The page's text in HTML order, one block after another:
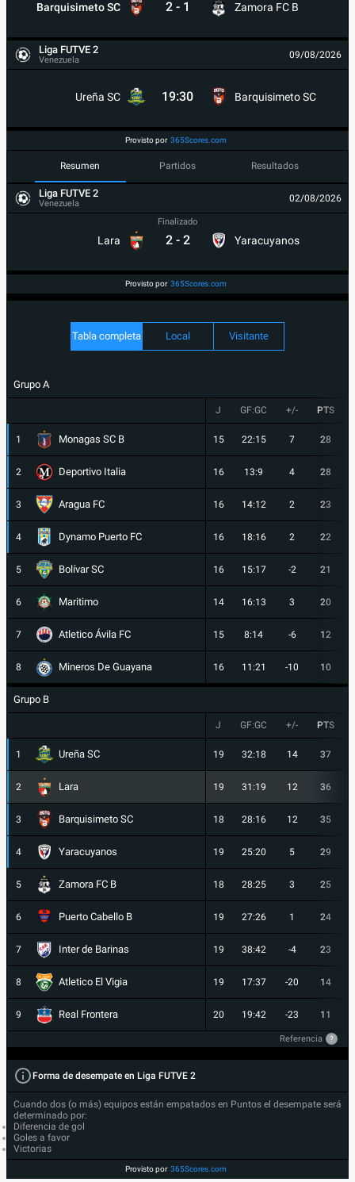
Barquisimeto SC 2 - 1 Zamora FC B
Liga FUTVE 2
Venezuela 09/08/2026
Ureña SC 19:30 Barquisimeto SC
Provisto por 365Scores.com
Resumen Partidos Resultados
Liga FUTVE 2
Venezuela 02/08/2026
Lara
Finalizado
2 - 2 Yaracuyanos
Provisto por 365Scores.com
Tabla completa Local Visitante
Grupo A
J GF:GC +/- PTS
1 Monagas SC B 15 22:15 7 28
2 Deportivo Italia 16 13:9 4 28
3 Aragua FC 16 14:12 2 23
4 Dynamo Puerto FC 16 18:16 2 22
5 Bolívar SC 16 15:17 -2 21
6 Maritimo 14 16:13 3 20
7 Atletico Ávila FC 15 8:14 -6 12
8 Mineros De Guayana 16 11:21 -10 10
Grupo B
J GF:GC +/- PTS
1 Ureña SC 19 32:18 14 37
2 Lara 19 31:19 12 36
3 Barquisimeto SC 18 28:16 12 35
4 Yaracuyanos 19 25:20 5 29
5 Zamora FC B 18 28:25 3 25
6 Puerto Cabello B 19 27:26 1 24
7 Inter de Barinas 19 38:42 -4 23
8 Atletico El Vigia 19 17:37 -20 14
9 Real Frontera 20 19:42 -23 11
Referencia ?
Forma de desempate en Liga FUTVE 2
Cuando dos (o más) equipos están empatados en Puntos el desempate será
determinado por:
Diferencia de gol
Goles a favor
Victorias
Provisto por 365Scores.com